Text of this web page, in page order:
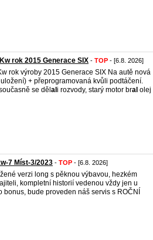
rok 2015 Generace SIX - TOP - [6.8. 2026]
rok výroby 2015 Generace SIX Na autě nová
+ přeprogramovaná kvůli podtáčení.
se děl al i rozvody, starý motor bral olej
7 Míst-3/2023 - TOP - [6.8. 2026]
verzi long s pěknou výbavou, hezkém
kompletní historií vedenou vždy jen u
bonus, bude proveden náš servis s ROČNÍ